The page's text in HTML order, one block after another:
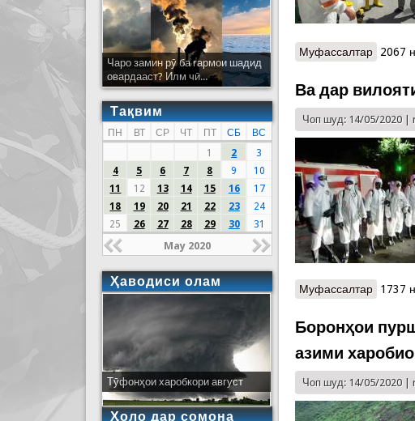
Муфассалтар о2067
Ва дар
Чоп шуд: 14/05/2020 |
Муфассалтар о Ва
1737
Боронҳои
азими
Чоп шуд: 14/05/2020 |
Чаро замин рӯ ба гармои шадид
овардааст? Илм чӣ...
Тақвим
ПН ВТ СР ЧТ ПТ СБ
ВС
1
2
3
4
5 6 7 8 9
10
11
12 13 14 15 16
17
18
19 20 21 22 23
24
25
26 27 28 29 30 31
May 2020
Ҳаводиси олам
Тӯфонҳои харобкори август
Ҳоло дар сомона